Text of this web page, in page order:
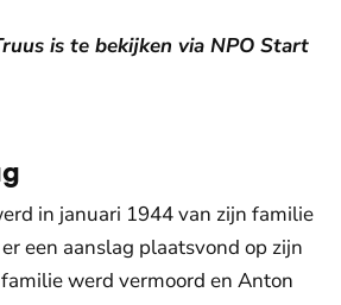
is te bekijken via NPO Start
in januari 1944 van zijn familie
een aanslag plaatsvond op zijn
werd vermoord en Anton